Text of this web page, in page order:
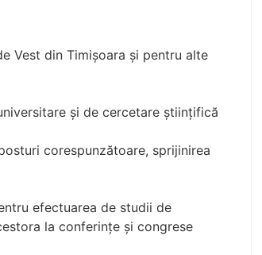
Vest din Timişoara şi pentru alte
şi de cercetare ştiinţifică
corespunzătoare, sprijinirea
efectuarea de studii de
la conferinţe şi congrese